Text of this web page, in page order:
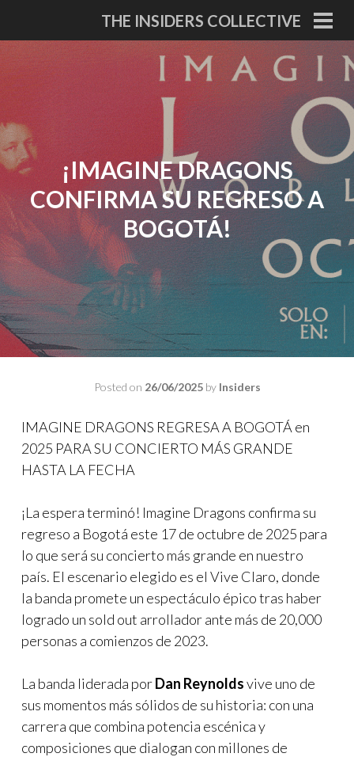
content
THE INSIDERS COLLECTIVE
¡IMAGINE DRAGONS
CONFIRMA SU REGRESO A
BOGOTÁ!
Posted on 26/06/2025by Insiders
IMAGINE DRAGONS REGRESA A BOGOTÁ en
2025 PARA SU CONCIERTO MÁS GRANDE
HASTA LA FECHA
¡La espera terminó! Imagine Dragons confirma su
regreso a Bogotá este 17 de octubre de 2025 para
lo que será su concierto más grande en nuestro
país. El escenario elegido es el Vive Claro, donde
la banda promete un espectáculo épico tras haber
logrado un sold out arrollador ante más de 20,000
personas a comienzos de 2023.
La banda liderada porDan Reynoldsvive uno de
sus momentos más sólidos de su historia: con una
carrera que combina potencia escénica y
composiciones que dialogan con millones de